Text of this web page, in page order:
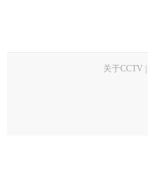
关于CCTV